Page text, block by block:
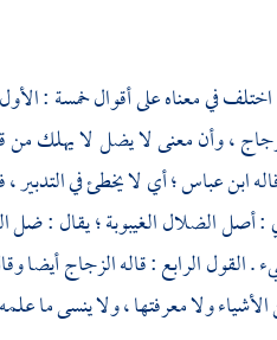
اختلف في معناه على أقوال خمسة :
،وأن معنى لا يضل لا يهلك من
ابن عباس ؛أي لا يخطئ في
: أصل الضلال الغيبوبة ؛ يقال :
الرابع : قالهالزجاجأيضا
ولا معرفتها ، ولا ينسى ما